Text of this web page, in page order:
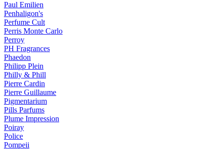
Paul Emilien
Penhaligon's
Perfume Cult
Perris Monte Carlo
Perroy
PH Fragrances
Phaedon
Philipp Plein
Philly & Phill
Pierre Cardin
Pierre Guillaume
Pigmentarium
Pills Parfums
Plume Impression
Poiray
Police
Pompeii